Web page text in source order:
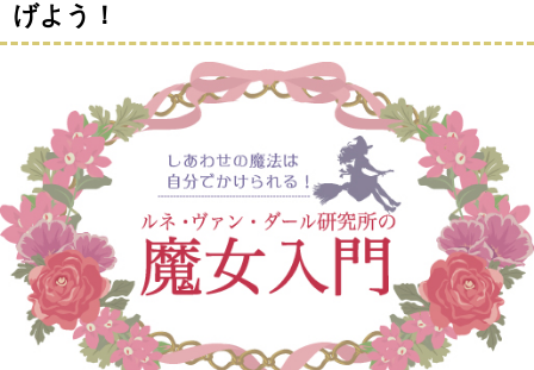
げよう！